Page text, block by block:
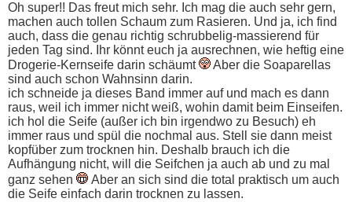
Oh super!! Das freut mich sehr. Ich mag die auch sehr gern,
machen auch tollen Schaum zum Rasieren. Und ja, ich find
auch, dass die genau richtig schrubbelig-massierend für
jeden Tag sind. Ihr könnt euch ja ausrechnen, wie heftig eine
Drogerie-Kernseife darin schäumt
Aber die Soaparellas
sind auch schon Wahnsinn darin.
ich schneide ja dieses Band immer auf und mach es dann
raus, weil ich immer nicht weiß, wohin damit beim Einseifen.
ich hol die Seife (außer ich bin irgendwo zu Besuch) eh
immer raus und spül die nochmal aus. Stell sie dann meist
kopfüber zum trocknen hin. Deshalb brauch ich die
Aufhängung nicht, will die Seifchen ja auch ab und zu mal
ganz sehen
Aber an sich sind die total praktisch um auch
die Seife einfach darin trocknen zu lassen.